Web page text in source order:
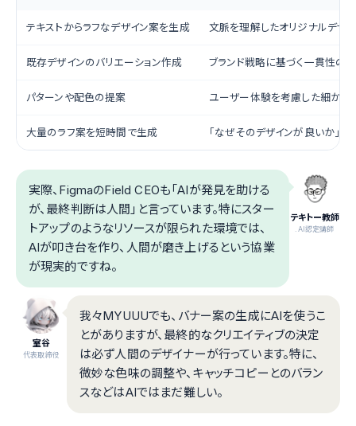
テキストからラフなデザイン案を生成 文脈を理解したオリジナルデザ
既存デザインのバリエーション作成 ブランド戦略に基づく一貫性の
パターンや配色の提案 ユーザー体験を考慮した細かい
大量のラフ案を短時間で生成 「なぜそのデザインが良いか」の
テキトー教師
.AI認定講師
実際、FigmaのField CEOも「AIが発見を助ける
が、最終判断は人間」と言っています。特にスター
トアップのようなリソースが限られた環境では、
AIが叩き台を作り、人間が磨き上げるという協業
が現実的ですね。
室谷
代表取締役
我々MYUUUでも、バナー案の生成にAIを使うこ
とがありますが、最終的なクリエイティブの決定
は必ず人間のデザイナーが行っています。特に、
微妙な色味の調整や、キャッチコピーとのバラン
スなどはAIではまだ難しい。